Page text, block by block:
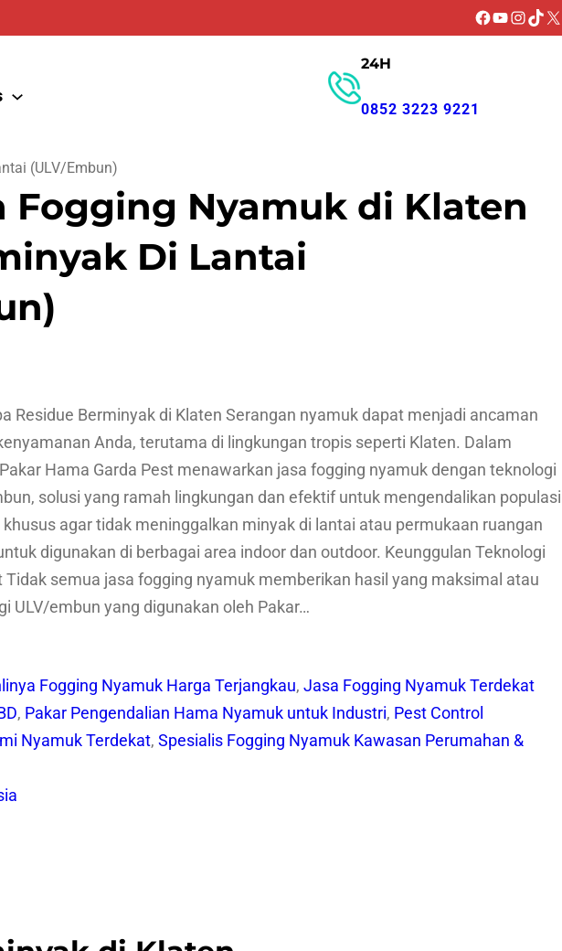
Facebook
YouTubeX
24H
0852 3223 9221
(ULV/Embun)
Fogging Nyamuk di Klaten
Di Lantai
Residue Berminyak di Klaten Serangan nyamuk dapat menjadi ancaman
Anda, terutama di lingkungan tropis seperti Klaten. Dalam
Hama Garda Pest menawarkan jasa fogging nyamuk dengan teknologi
solusi yang ramah lingkungan dan efektif untuk mengendalikan populasi
agar tidak meninggalkan minyak di lantai atau permukaan ruangan
digunakan di berbagai area indoor dan outdoor. Keunggulan Teknologi
Tidak semua jasa fogging nyamuk memberikan hasil yang maksimal atau
ULV/embun yang digunakan oleh Pakar…
Fogging Nyamuk Harga Terjangkau, Jasa Fogging Nyamuk Terdekat
, Pakar Pengendalian Hama Nyamuk untuk Industri, Pest Control
Nyamuk Terdekat, Spesialis Fogging Nyamuk Kawasan Perumahan &